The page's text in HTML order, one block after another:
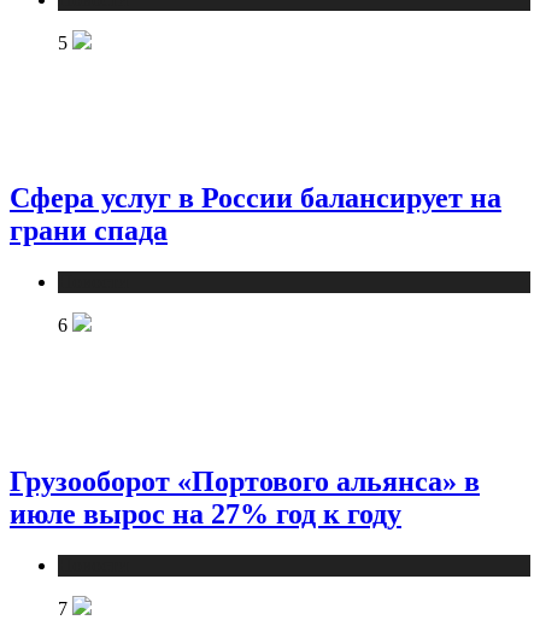
5
Сфера услуг в России балансирует на
грани спада
6
Грузооборот «Портового альянса» в
июле вырос на 27% год к году
7